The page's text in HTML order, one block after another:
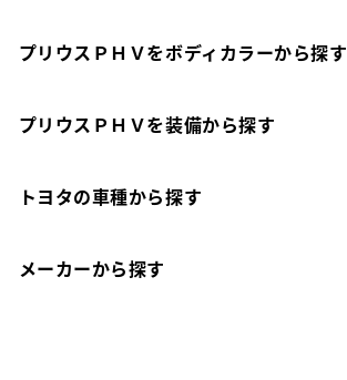
プリウスＰＨＶをボディカラーから探す
プリウスＰＨＶを装備から探す
トヨタの車種から探す
メーカーから探す